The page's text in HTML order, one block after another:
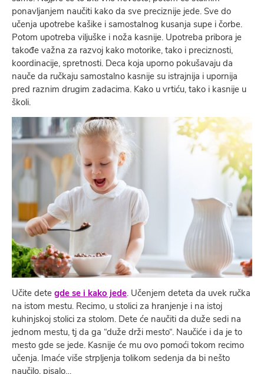
ponavljanjem naučiti kako da sve preciznije jede. Sve do
učenja upotrebe kašike i samostalnog kusanja supe i čorbe.
Potom upotreba viljuške i noža kasnije. Upotreba pribora je
takođe važna za razvoj kako motorike, tako i preciznosti,
koordinacije, spretnosti. Deca koja uporno pokušavaju da
nauče da ručkaju samostalno kasnije su istrajnija i upornija
pred raznim drugim zadacima. Kako u vrtiću, tako i kasnije u
školi.
Učite dete gde se i kako jede. Učenjem deteta da uvek ručka
na istom mestu. Recimo, u stolici za hranjenje i na istoj
kuhinjskoj stolici za stolom. Dete će naučiti da duže sedi na
jednom mestu, tj da ga “duže drži mesto“. Naučiće i da je to
mesto gde se jede. Kasnije će mu ovo pomoći tokom recimo
učenja. Imaće više strpljenja tolikom sedenja da bi nešto
naučilo, pisalo…